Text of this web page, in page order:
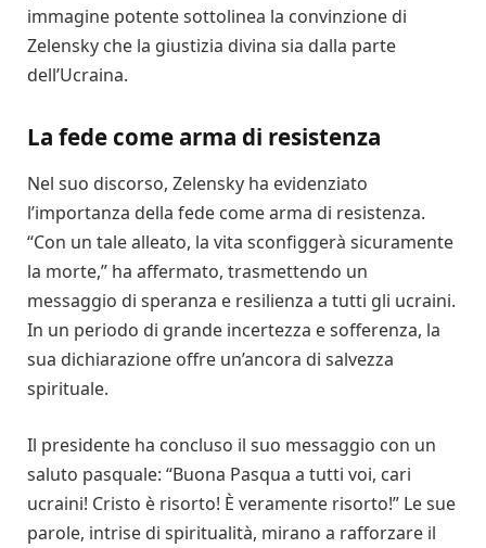
immagine potente sottolinea la convinzione di
Zelensky che la giustizia divina sia dalla parte
dell’Ucraina.
La fede come arma di resistenza
Nel suo discorso, Zelensky ha evidenziato
l’importanza della fede come arma di resistenza.
“Con un tale alleato, la vita sconfiggerà sicuramente
la morte,” ha affermato, trasmettendo un
messaggio di speranza e resilienza a tutti gli ucraini.
In un periodo di grande incertezza e sofferenza, la
sua dichiarazione offre un’ancora di salvezza
spirituale.
Il presidente ha concluso il suo messaggio con un
saluto pasquale: “Buona Pasqua a tutti voi, cari
ucraini! Cristo è risorto! È veramente risorto!” Le sue
parole, intrise di spiritualità, mirano a rafforzare il